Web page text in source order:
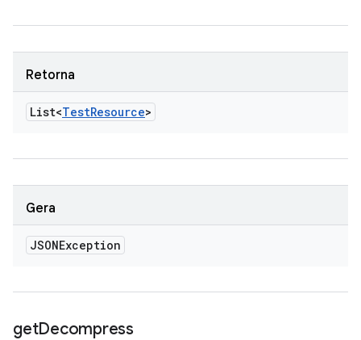
Retorna
List<TestResource>
Gera
JSONException
getDecompress